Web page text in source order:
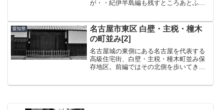
が・・紀伊半島編も残すところあとふた
道に来たとき以来の新宮や熊野を懐かし
みながら通過し、やって来た...
愛知県
名古屋市東区 白壁・主税・橦木
の町並み[2]
名古屋城の東側にある名古屋を代表する
高級住宅街、白壁・主税・橦木町並み保
存地区。前編ではその北側を歩いてきた